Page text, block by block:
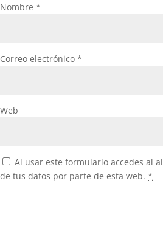
Nombre *
Correo electrónico *
Web
Al usar este formulario accedes al
de tus datos por parte de esta web. *